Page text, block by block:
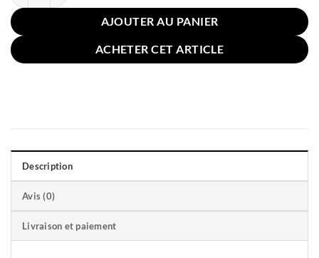
AJOUTER AU PANIER
ACHETER CET ARTICLE
Description
Avis (0)
Livraison et paiement